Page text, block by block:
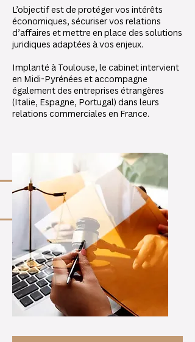
L’objectif est de protéger vos intérêts
économiques, sécuriser vos relations
d’affaires et mettre en place des solutions
juridiques adaptées à vos enjeux.
Implanté à Toulouse, le cabinet intervient
en Midi-Pyrénées et accompagne
également des entreprises étrangères
(Italie, Espagne, Portugal) dans leurs
relations commerciales en France.